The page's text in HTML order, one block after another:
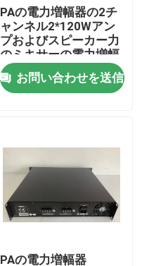
PAの電力増幅器の2チ
ャンネル2*120Wアン
プおよびスピーカー力
のミキサーの電力増幅
器専門20000W
お問い合わせを送信
PAの電力増幅器